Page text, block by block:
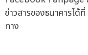
ข่าวสารของธนาคารไ
ทาง